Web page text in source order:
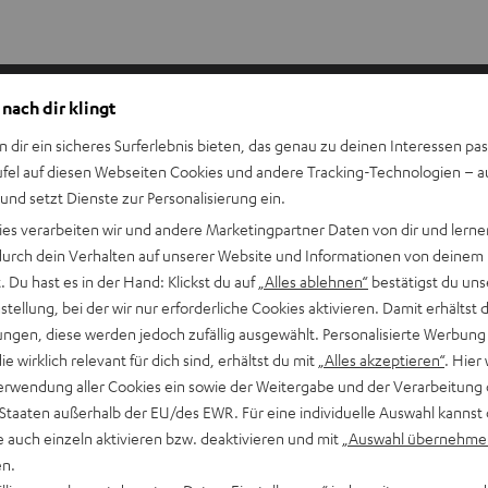
lauforientierter Sprung, bei dem das Hindernis
stabiler und vielseitiger Sprung, ideal für Einsteiger und
kontrollierte Landung auf kleiner Fläche, entscheidend für
zur Energieverteilung nach Sprüngen, reduziert die
Sprung auf eine klar definierte Zielfläche, Fokus auf
auf ein vertikales Hindernis mit anschließendem
der Wand, um Höhe zu gewinnen und sich nach oben
nach dir klingt
dir ein sicheres Surferlebnis bieten, das genau zu deinen Interessen
auf diesen Webseiten Cookies und andere Tracking-Technologien –
setzt Dienste zur Personalisierung ein.
verarbeiten wir und andere Marketingpartner Daten von dir und
dein Verhalten auf unserer Website und Informationen von deinem
Du hast es in der Hand: Klickst du auf „Alles ablehnen“ bestätigst du
bei der wir nur erforderliche Cookies aktivieren. Damit erhältst
diese werden jedoch zufällig ausgewählt. Personalisierte
wirklich relevant für dich sind, erhältst du mit „Alles akzeptieren“. Hier
aller Cookies ein sowie der Weitergabe und der Verarbeitung
außerhalb der EU/des EWR. Für eine individuelle Auswahl kannst
auch einzeln aktivieren bzw. deaktivieren und mit „Auswahl